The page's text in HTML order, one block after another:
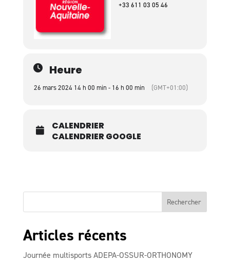
+33 611 03 05 46
Heure
26 mars 2024 14 h 00 min - 16 h 00 min (GMT+01:00)
CALENDRIER
CALENDRIER GOOGLE
Articles récents
Journée multisports ADEPA-OSSUR-ORTHONOMY